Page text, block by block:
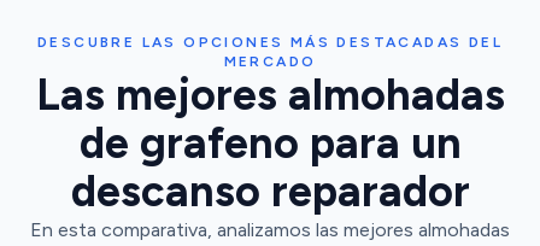
DESCUBRE LAS OPCIONES MÁS DESTACADAS DEL
MERCADO
Las mejores almohadas
de grafeno para un
descanso reparador
En esta comparativa, analizamos las mejores almohadas